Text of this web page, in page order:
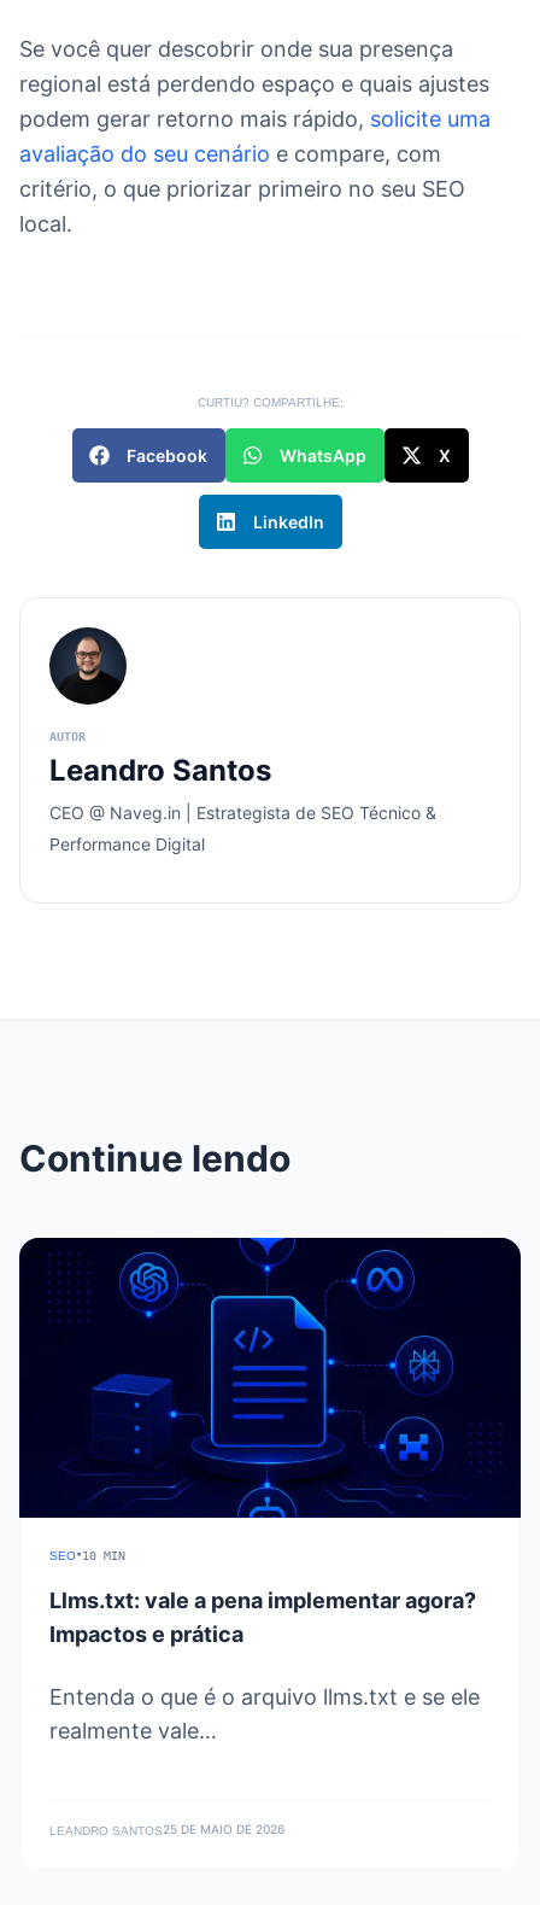
Se você quer descobrir onde sua presença
regional está perdendo espaço e quais ajustes
podem gerar retorno mais rápido, solicite uma
avaliação do seu cenário e compare, com
critério, o que priorizar primeiro no seu SEO
local.
CURTIU? COMPARTILHE:
Facebook WhatsApp X
LinkedIn
Leandro Santos
CEO @ Naveg.in | Estrategista de SEO Técnico &
Performance Digital
Continue lendo
SEO•10 MIN
Llms.txt: vale a pena implementar agora?
Impactos e prática
Entenda o que é o arquivo llms.txt e se ele
realmente vale…
LEANDRO SANTOS25 DE MAIO DE 2026